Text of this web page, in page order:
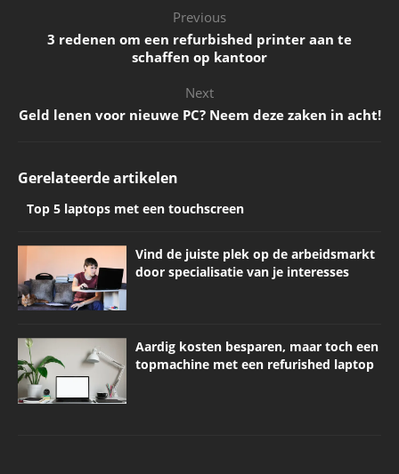
Previous
3 redenen om een refurbished printer aan te
schaffen op kantoor
Next
Geld lenen voor nieuwe PC? Neem deze zaken in acht!
Gerelateerde artikelen
Top 5 laptops met een touchscreen
Vind de juiste plek op de arbeidsmarkt
door specialisatie van je interesses
Aardig kosten besparen, maar toch een
topmachine met een refurished laptop